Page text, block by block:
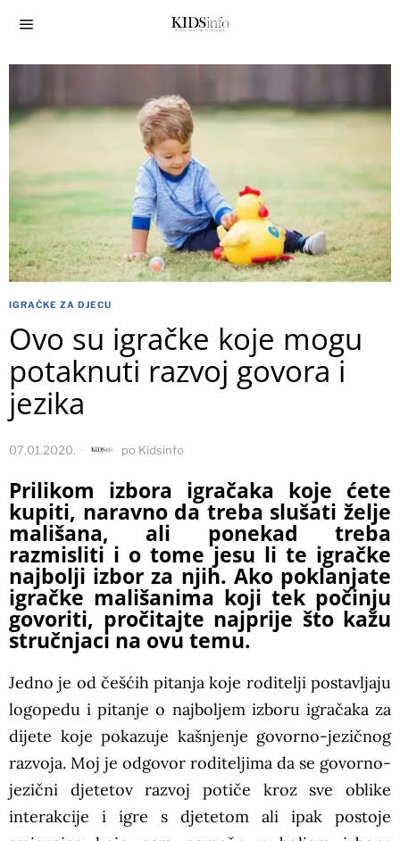
IGRAČKE ZA DJECU
Ovo su igračke koje mogu
potaknuti razvoj govora i
jezika
07.01.2020. po Kidsinfo
Prilikom izbora igračaka koje ćete
kupiti, naravno da treba slušati želje
mališana, ali ponekad treba
razmisliti i o tome jesu li te igračke
najbolji izbor za njih. Ako poklanjate
igračke mališanima koji tek počinju
govoriti, pročitajte najprije što kažu
stručnjaci na ovu temu.
Jedno je od češćih pitanja koje roditelji postavljaju
logopedu i pitanje o najboljem izboru igračaka za
dijete koje pokazuje kašnjenje govorno-jezičnog
razvoja. Moj je odgovor roditeljima da se govorno-
jezični djetetov razvoj potiče kroz sve oblike
interakcije i igre s djetetom ali ipak postoje